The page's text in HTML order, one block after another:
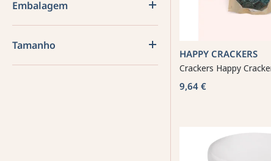
Embalagem
Tamanho
HAPPY CRACKERS
Crackers Happy
9,64 €